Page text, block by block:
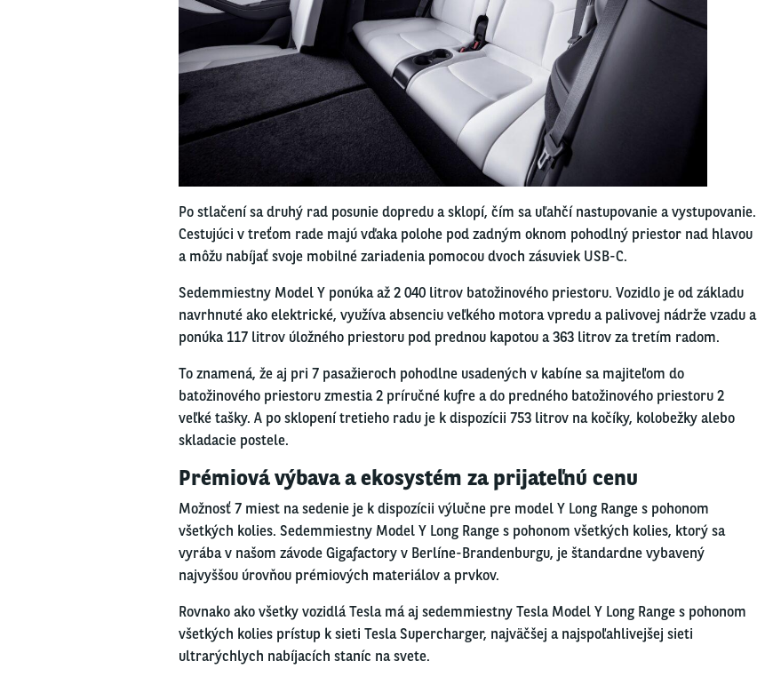
Po stlačení sa druhý rad posunie dopredu a sklopí, čím sa uľahčí nastupovanie a vystupovanie.
Cestujúci v treťom rade majú vďaka polohe pod zadným oknom pohodlný priestor nad hlavou
a môžu nabíjať svoje mobilné zariadenia pomocou dvoch zásuviek USB-C.
Sedemmiestny Model Y ponúka až 2 040 litrov batožinového priestoru. Vozidlo je od základu
navrhnuté ako elektrické, využíva absenciu veľkého motora vpredu a palivovej nádrže vzadu a
ponúka 117 litrov úložného priestoru pod prednou kapotou a 363 litrov za tretím radom.
To znamená, že aj pri 7 pasažieroch pohodlne usadených v kabíne sa majiteľom do
batožinového priestoru zmestia 2 príručné kufre a do predného batožinového priestoru 2
veľké tašky. A po sklopení tretieho radu je k dispozícii 753 litrov na kočíky, kolobežky alebo
skladacie postele.
Prémiová výbava a ekosystém za prijateľnú cenu
Možnosť 7 miest na sedenie je k dispozícii výlučne pre model Y Long Range s pohonom
všetkých kolies. Sedemmiestny Model Y Long Range s pohonom všetkých kolies, ktorý sa
vyrába v našom závode Gigafactory v Berlíne-Brandenburgu, je štandardne vybavený
najvyššou úrovňou prémiových materiálov a prvkov.
Rovnako ako všetky vozidlá Tesla má aj sedemmiestny Tesla Model Y Long Range s pohonom
všetkých kolies prístup k sieti Tesla Supercharger, najväčšej a najspoľahlivejšej sieti
ultrarýchlych nabíjacích staníc na svete.